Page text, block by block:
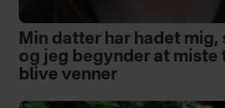
Min datter har hadet mig,
og jeg begynder at miste
blive venner